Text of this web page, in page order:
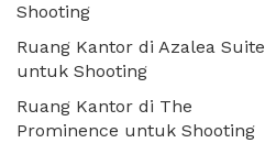
Shooting
Ruang Kantor di Azalea Suite
untuk Shooting
Ruang Kantor di The
Prominence untuk Shooting